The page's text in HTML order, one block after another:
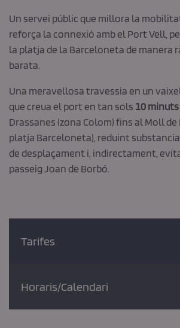
Un servei públic que millora la
reforça la connexió amb el Port Vell,
la platja de la Barceloneta de manera
barata.
Una meravellosa travessia en un
que creua el port en tan sols 10 minuts
Drassanes (zona Colom) fins al Moll
platja Barceloneta), reduint
de desplaçament i, indirectament,
passeig Joan de Borbó.
Tarifes
Horaris/Calendari